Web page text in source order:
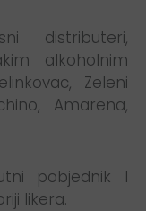
distributeri,
alkoholnim
Zeleni
Amarena,
pobjednik I
likera.